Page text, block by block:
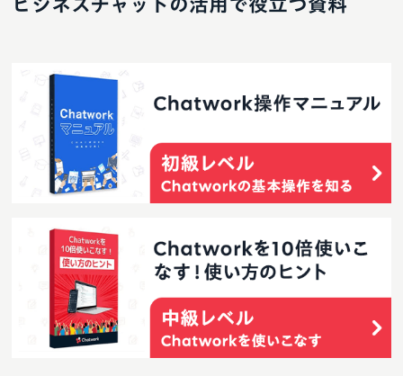
ビジネスチャットの活用で役立つ資料